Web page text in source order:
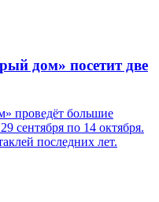
дом» посетит две
проведёт большие
сентября по 14 октября.
последних лет.